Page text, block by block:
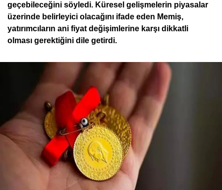
geçebileceğini söyledi. Küresel gelişmelerin piyasalar
üzerinde belirleyici olacağını ifade eden Memiş,
yatırımcıların ani fiyat değişimlerine karşı dikkatli
olması gerektiğini dile getirdi.